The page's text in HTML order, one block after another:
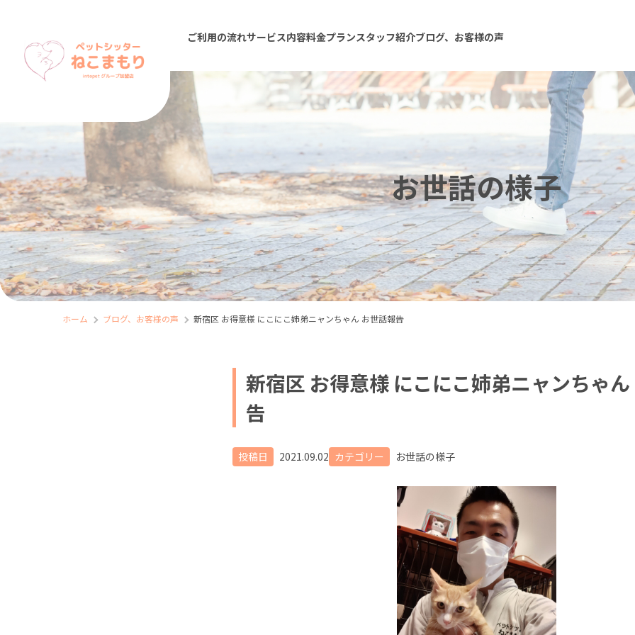
ご利用の流れサービス内容料金プランスタッフ紹介ブログ、お客様の声
お世話の様子
ホーム ブログ、お客様の声 新宿区 お得意様 にこにこ姉弟ニャンちゃん お世話報告
新宿区 お得意様 にこにこ姉弟ニャンちゃ
告
投稿日 2021.09.02 カテゴリー お世話の様子